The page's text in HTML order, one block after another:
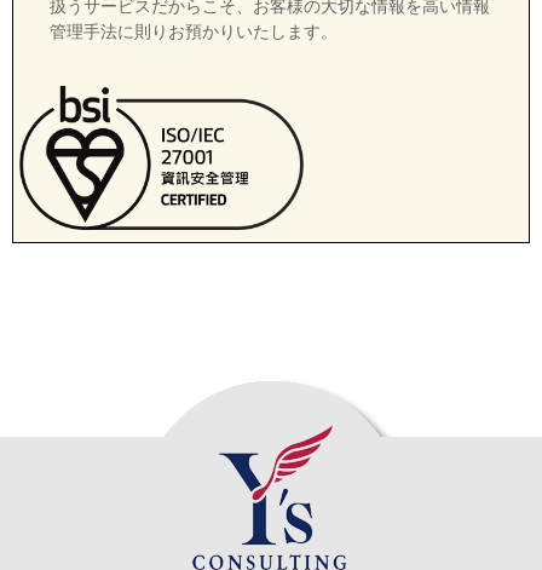
扱うサービスだからこそ、お客様の大切な情報を高い情報
管理手法に則りお預かりいたします。